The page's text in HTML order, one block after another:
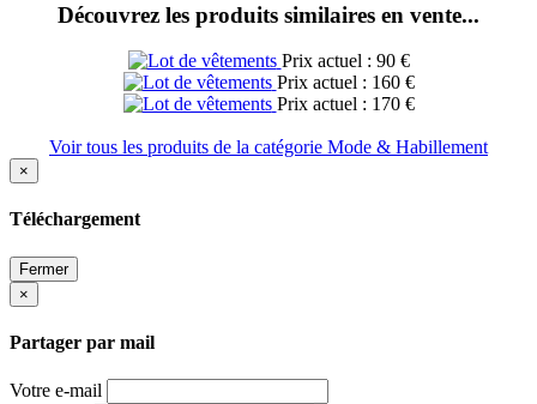
Découvrez les produits similaires en vente...
Prix actuel : 90 €
Prix actuel : 160 €
Prix actuel : 170 €
Voir tous les produits de la catégorie Mode & Habillement
×
Téléchargement
Fermer
×
Partager par mail
Votre e-mail